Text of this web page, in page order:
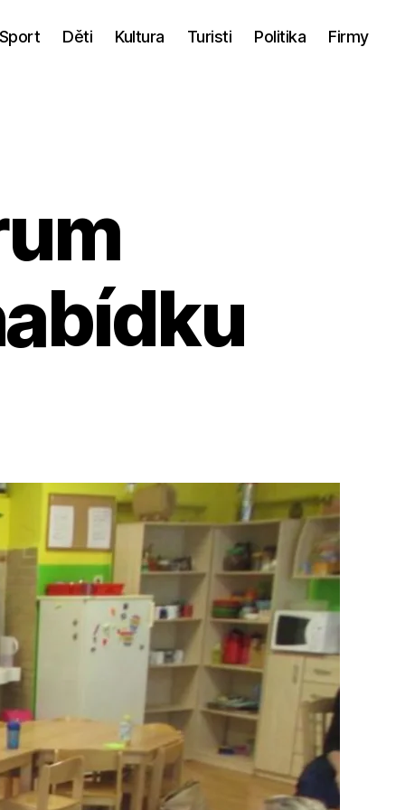
Sport Děti Kultura Turisti Politika Firmy